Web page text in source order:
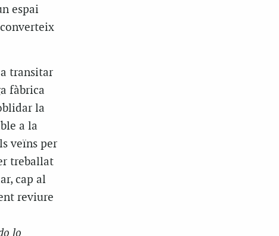
espai
transitar
fàbrica
la
a la
veïns per
treballat
cap al
reviure